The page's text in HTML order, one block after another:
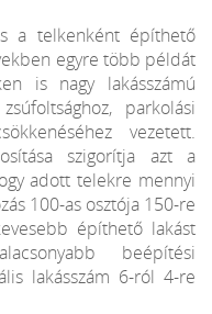
a telkenként építhető
egyre több példát
is nagy lakásszámú
parkolási
vezetett.
szigorítja azt a
adott telekre mennyi
100-as osztója 150-re
építhető lakást
beépítési
lakásszám 6-ról 4-re